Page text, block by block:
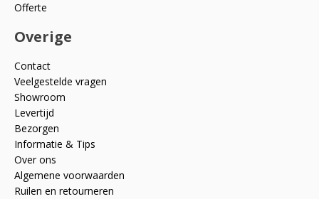
Offerte
Overige
Contact
Veelgestelde vragen
Showroom
Levertijd
Bezorgen
Informatie & Tips
Over ons
Algemene voorwaarden
Ruilen en retourneren